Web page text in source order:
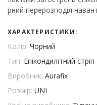
рний перерозподіл
ХАРАКТЕРИСТИКИ:
Колір: Чорний
Тип: Епікондилітний стріп
Виробник: Aurafix
Розмір: UNI